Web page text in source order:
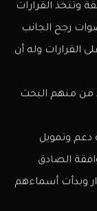
وتتخذ القرارات
رجح الجانب
القرارات وله أن
من منهم البحث
دعم وتمويل
الصادق
وبدأت أسماءهم